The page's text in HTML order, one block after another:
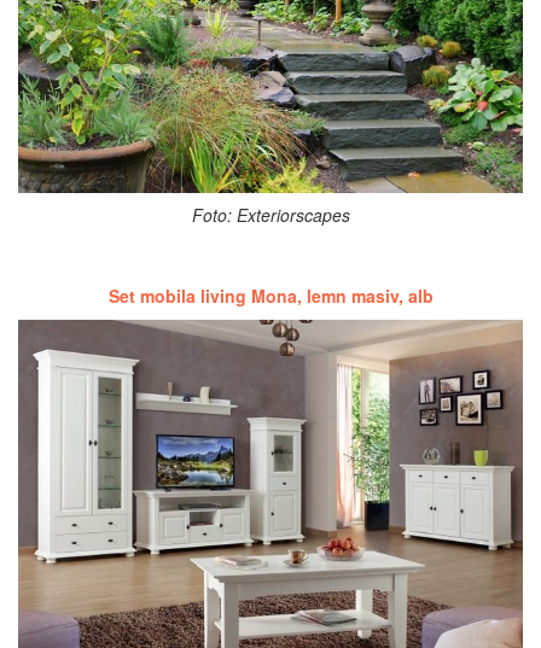
Foto: Exteriorscapes
Set mobila living Mona, lemn masiv, alb